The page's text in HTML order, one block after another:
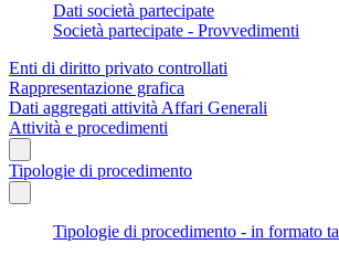
Dati società partecipate
Società partecipate - Provvedimenti
Enti di diritto privato controllati
Rappresentazione grafica
Dati aggregati attività Affari Generali
Attività e procedimenti
Tipologie di procedimento
Tipologie di procedimento - in formato